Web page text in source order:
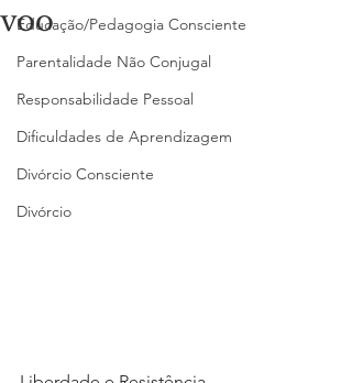
Educação/Pedagogia Consciente
Parentalidade Não Conjugal
Responsabilidade Pessoal
Dificuldades de Aprendizagem
Divórcio Consciente
Divórcio
voo